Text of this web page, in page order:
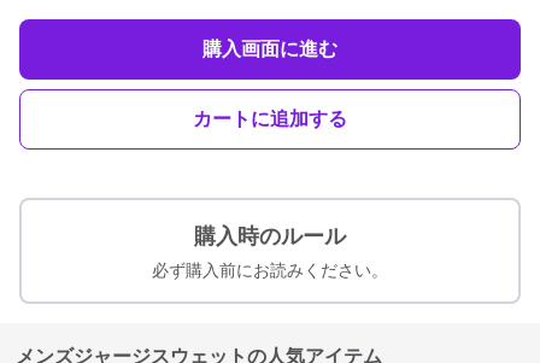
購入画面に進む
カートに追加する
購入時のルール
必ず購入前にお読みください。
メンズジャージスウェットの人気アイテム